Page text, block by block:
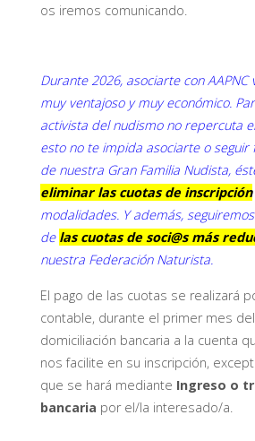
os iremos comunicando.
Durante 2026, asociarte con
muy ventajoso y muy económico.
activista del nudismo no repercuta
esto no te impida asociarte o
de nuestra Gran Familia Nudista,
eliminar las cuotas de inscripción
modalidades. Y además,
de las cuotas de soci@s más
nuestra Federación Naturista.
El pago de las cuotas se realizará
contable, durante el primer mes
domiciliación bancaria a la cuenta
nos facilite en su inscripción,
que se hará mediante Ingreso o
bancaria por el/la interesado/a.